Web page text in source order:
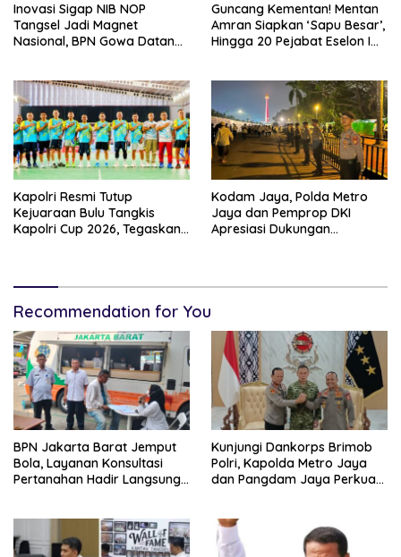
Inovasi Sigap NIB NOP
Tangsel Jadi Magnet
Nasional, BPN Gowa Datang
Guncang Kementan! Mentan
Amran Siapkan ‘Sapu Besar’,
Hingga 20 Pejabat Eselon I
Kapolri Resmi Tutup
Kejuaraan Bulu Tangkis
Kapolri Cup 2026, Tegaskan
Kodam Jaya, Polda Metro
Jaya dan Pemprop DKI
Apresiasi Dukungan
Recommendation for You
BPN Jakarta Barat Jemput
Bola, Layanan Konsultasi
Pertanahan Hadir Langsung
Kunjungi Dankorps Brimob
Polri, Kapolda Metro Jaya
dan Pangdam Jaya Perkuat